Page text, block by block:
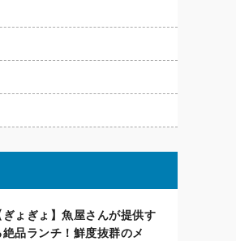
ぎょぎょ】魚屋さんが提供す
絶品ランチ！鮮度抜群のメ